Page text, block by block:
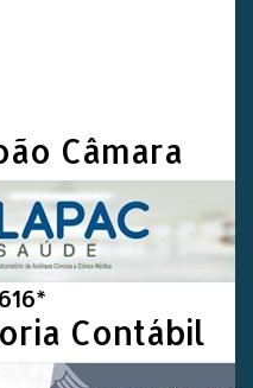
Câmara
Contábil